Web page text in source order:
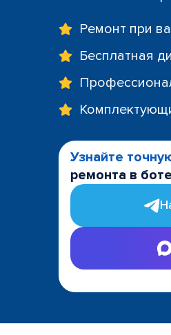
Ремонт при
Бесплатная
Узнайте
ремонта в